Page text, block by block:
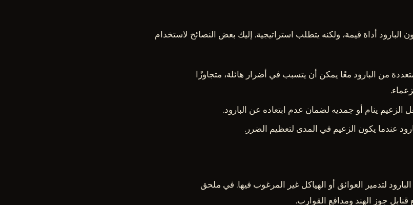
البارود أداة قيمة، ولكنه يتطلب استراتيجية. إليك بعض النصائح لاستخدام
من البارود معًا يمكن أن يتسبب في أضرار هائلة، متجاوزًا
الزعيم ينام أو جمديه لضمان عدم ابتعاده عن البارود.
عندما يكون الزعيم في المدى لتعظيم الضرر.
لتدمير العوائق أو الهياكل غير المرغوب فيها. في ملحق